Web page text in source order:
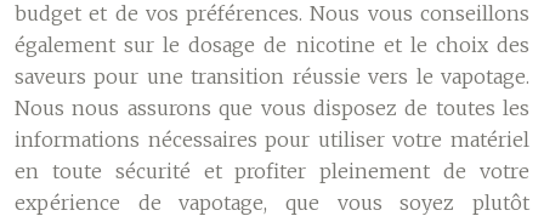
budget et de vos préférences. Nous vous conseillons
également sur le dosage de nicotine et le choix des
saveurs pour une transition réussie vers le vapotage.
Nous nous assurons que vous disposez de toutes les
informations nécessaires pour utiliser votre matériel
en toute sécurité et profiter pleinement de votre
expérience de vapotage, que vous soyez plutôt